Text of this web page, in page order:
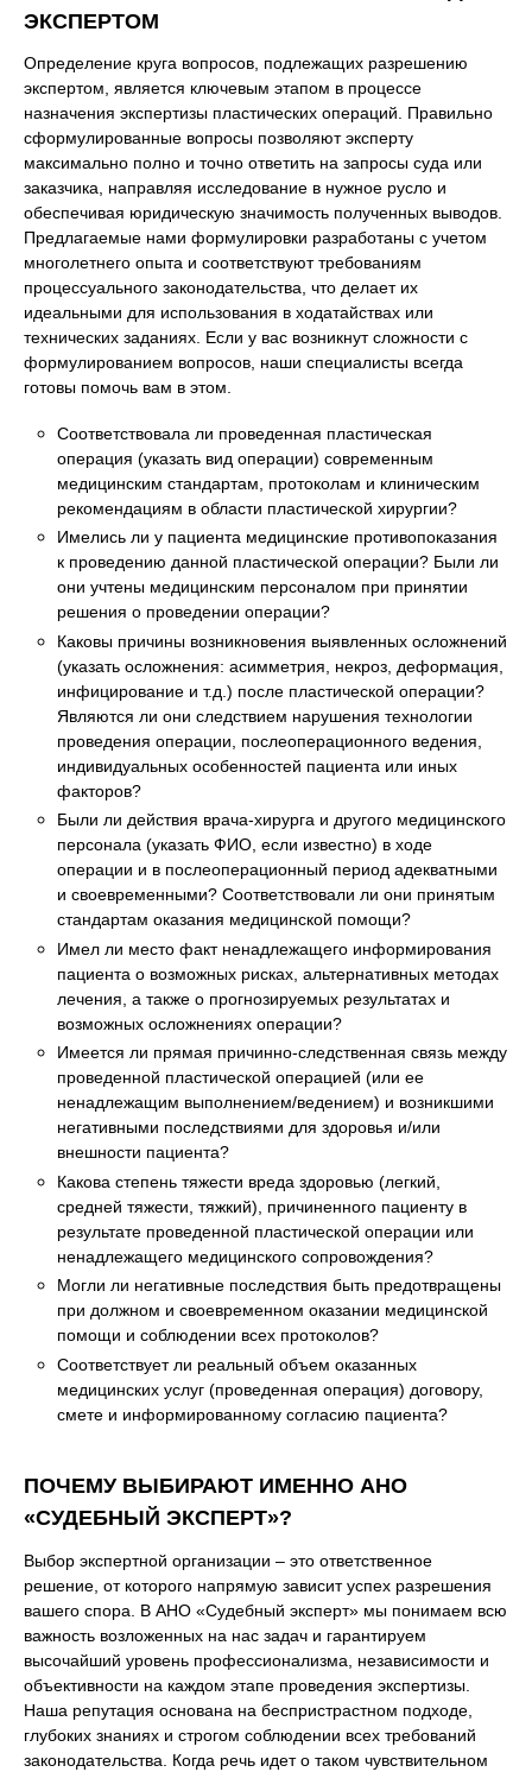
ЭКСПЕРТОМ
Определение круга вопросов, подлежащих разрешению
экспертом, является ключевым этапом в процессе
назначения экспертизы пластических операций. Правильно
сформулированные вопросы позволяют эксперту
максимально полно и точно ответить на запросы суда или
заказчика, направляя исследование в нужное русло и
обеспечивая юридическую значимость полученных выводов.
Предлагаемые нами формулировки разработаны с учетом
многолетнего опыта и соответствуют требованиям
процессуального законодательства, что делает их
идеальными для использования в ходатайствах или
технических заданиях. Если у вас возникнут сложности с
формулированием вопросов, наши специалисты всегда
готовы помочь вам в этом.
Соответствовала ли проведенная пластическая
операция (указать вид операции) современным
медицинским стандартам, протоколам и клиническим
рекомендациям в области пластической хирургии?
Имелись ли у пациента медицинские противопоказания
к проведению данной пластической операции? Были ли
они учтены медицинским персоналом при принятии
решения о проведении операции?
Каковы причины возникновения выявленных осложнений
(указать осложнения: асимметрия, некроз, деформация,
инфицирование и т.д.) после пластической операции?
Являются ли они следствием нарушения технологии
проведения операции, послеоперационного ведения,
индивидуальных особенностей пациента или иных
факторов?
Были ли действия врача-хирурга и другого медицинского
персонала (указать ФИО, если известно) в ходе
операции и в послеоперационный период адекватными
и своевременными? Соответствовали ли они принятым
стандартам оказания медицинской помощи?
Имел ли место факт ненадлежащего информирования
пациента о возможных рисках, альтернативных методах
лечения, а также о прогнозируемых результатах и
возможных осложнениях операции?
Имеется ли прямая причинно-следственная связь между
проведенной пластической операцией (или ее
ненадлежащим выполнением/ведением) и возникшими
негативными последствиями для здоровья и/или
внешности пациента?
Какова степень тяжести вреда здоровью (легкий,
средней тяжести, тяжкий), причиненного пациенту в
результате проведенной пластической операции или
ненадлежащего медицинского сопровождения?
Могли ли негативные последствия быть предотвращены
при должном и своевременном оказании медицинской
помощи и соблюдении всех протоколов?
Соответствует ли реальный объем оказанных
медицинских услуг (проведенная операция) договору,
смете и информированному согласию пациента?
ПОЧЕМУ ВЫБИРАЮТ ИМЕННО АНО
«СУДЕБНЫЙ ЭКСПЕРТ»?
Выбор экспертной организации – это ответственное
решение, от которого напрямую зависит успех разрешения
вашего спора. В АНО «Судебный эксперт» мы понимаем всю
важность возложенных на нас задач и гарантируем
высочайший уровень профессионализма, независимости и
объективности на каждом этапе проведения экспертизы.
Наша репутация основана на беспристрастном подходе,
глубоких знаниях и строгом соблюдении всех требований
законодательства. Когда речь идет о таком чувствительном